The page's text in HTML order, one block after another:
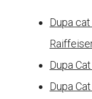
Dupa
Dupa
Dupa